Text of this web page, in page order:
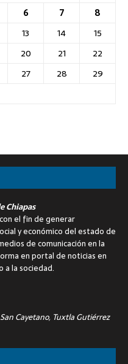
6 7
8
13 14
15
20 21
22
27 28
29
Chiapas
el fin de generar
y económico del estado de
de comunicación en la
en portal de noticias en
la sociedad.
Cayetano, Tuxtla Gutiérrez